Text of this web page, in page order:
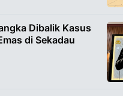
Dibalik Kasus
di Sekadau